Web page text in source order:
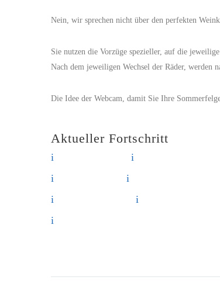
Nein, wir sprechen nicht über den perfekten
Sie nutzen die Vorzüge spezieller, auf die
Nach dem jeweiligen Wechsel der Räder,
Die Idee der Webcam, damit Sie Ihre
Aktueller Fortschritt